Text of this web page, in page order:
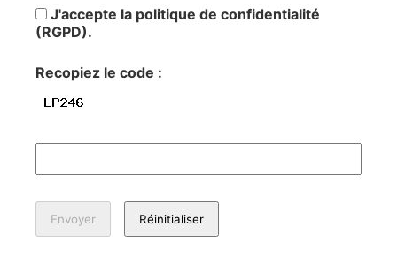
J'accepte la politique de confidentialité
(RGPD).
Recopiez le code :